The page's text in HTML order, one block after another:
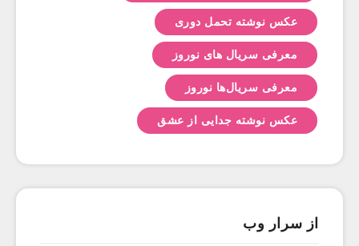
عکس نوشته تحمل دوری
معرفی سریال های نوروز
معرفی سریال‌ها نوروز
عکس نوشته جدایی از عشق
از سرار وب